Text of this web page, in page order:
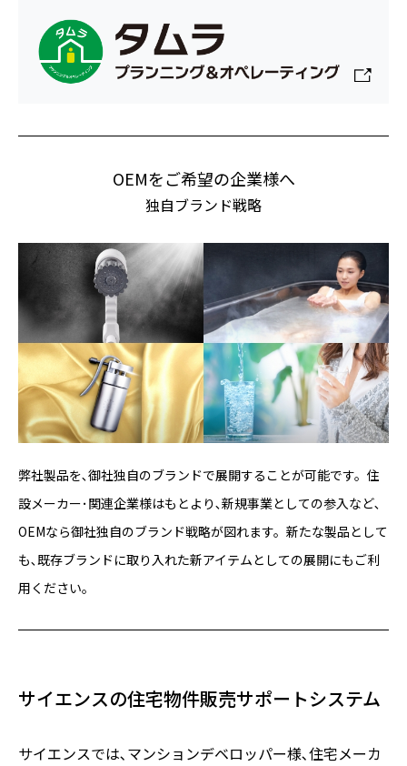
OEMをご希望の企業様へ
独自ブランド戦略
弊社製品を､御社独自のブランドで展開することが可能です。住
設メーカー･関連企業様はもとより､新規事業としての参入など､
OEMなら御社独自のブランド戦略が図れます。新たな製品として
も､既存ブランドに取り入れた新アイテムとしての展開にもご利
用ください｡
サイエンスの住宅物件販売サポートシステム
サイエンスでは､マンションデベロッパー様､住宅メーカ